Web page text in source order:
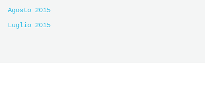
Agosto 2015
Luglio 2015